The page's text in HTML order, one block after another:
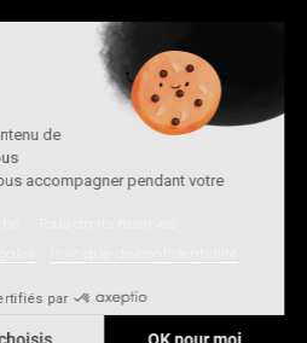
de
vous accompagner pendant votre
certifiés par